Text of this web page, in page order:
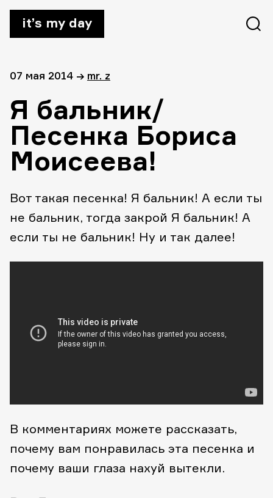
it’s my day
07 мая 2014 → mr. z
Я бальник/
Песенка Бориса
Моисеева!
Вот такая песенка! Я бальник! А если ты
не бальник, тогда закрой Я бальник! А
если ты не бальник! Ну и так далее!
В комментариях можете рассказать,
почему вам понравилась эта песенка и
почему ваши глаза нахуй вытекли.